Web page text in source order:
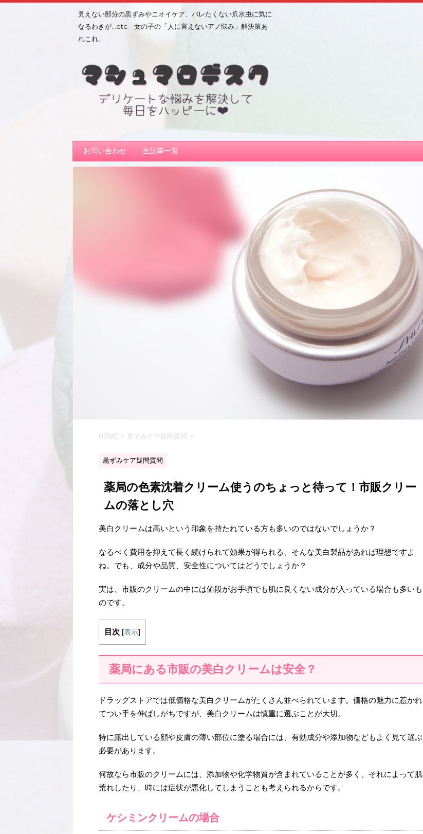
見えない部分の黒ずみやニオイケア、バレたくない爪水虫に気に
なるわきが…etc 女の子の「人に言えないアノ悩み」解決策あ
れこれ。
お問い合わせ 全記事一覧
HOME > 黒ずみケア疑問質問 >
黒ずみケア疑問質問
薬局の色素沈着クリーム使うのちょっと待って！市販クリー
ムの落とし穴
美白クリームは高いという印象を持たれている方も多いのではないでしょうか？
なるべく費用を抑えて長く続けられて効果が得られる、そんな美白製品があれば理想ですよ
ね。でも、成分や品質、安全性についてはどうでしょうか？
実は、市販のクリームの中には値段がお手頃でも肌に良くない成分が入っている場合も多いも
のです。
目次 [表示]
薬局にある市販の美白クリームは安全？
ドラッグストアでは低価格な美白クリームがたくさん並べられています。価格の魅力に惹かれ
てつい手を伸ばしがちですが、美白クリームは慎重に選ぶことが大切。
特に露出している顔や皮膚の薄い部位に塗る場合には、有効成分や添加物などもよく見て選ぶ
必要があります。
何故なら市販のクリームには、添加物や化学物質が含まれていることが多く、それによって肌
荒れしたり、時には症状が悪化してしまうことも考えられるからです。
ケシミンクリームの場合